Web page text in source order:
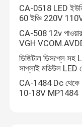
CA-0518 LED
60 ইঞ্চি 220V
CA-508 12v
VGH
ডিজিটাল ডিসপ্লে সহ
সাপ্লাই মডিউল LED
CA-1484 Dc থেকে
10-18V MP1484